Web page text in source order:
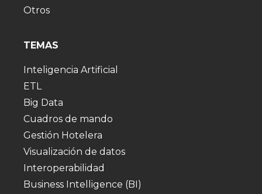
Otros
TEMAS
Inteligencia Artificial
ETL
Big Data
Cuadros de mando
Gestión Hotelera
Visualización de datos
Interoperabilidad
Business Intelligence (BI)